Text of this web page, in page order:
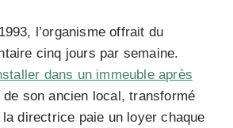
l’organisme offrait du
cinq jours par semaine.
dans un immeuble après
de son ancien local, transformé
directrice paie un loyer chaque